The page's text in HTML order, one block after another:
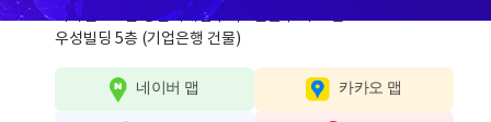
지하철 4호선 성신여대입구역 5번출구 바로 앞
우성빌딩 5층 (기업은행 건물)
네이버 맵 카카오 맵